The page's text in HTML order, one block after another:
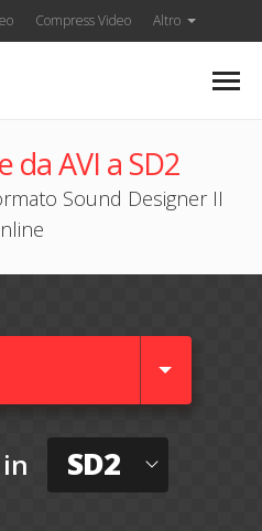
Compress Video Altro
da AVI a SD2
Sound Designer II
in SD2